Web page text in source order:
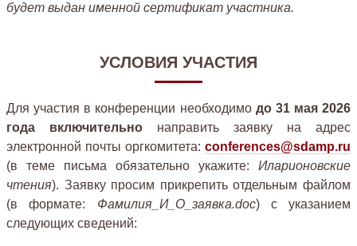
будет выдан именной сертификат участника.
УСЛОВИЯ УЧАСТИЯ
Для участия в конференции необходимо до 31 мая 2026
года включительно направить заявку на адрес
электронной почты оргкомитета: conferences@sdamp.ru
(в теме письма обязательно укажите: Иларионовские
чтения). Заявку просим прикрепить отдельным файлом
(в формате: Фамилия_И_О_заявка.doc) с указанием
следующих сведений: